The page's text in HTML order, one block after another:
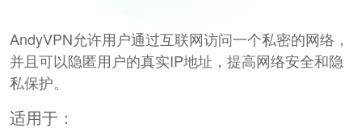
AndyVPN允许用户通过互联网访问一个私密的网络，
并且可以隐匿用户的真实IP地址，提高网络安全和隐
私保护。
适用于：